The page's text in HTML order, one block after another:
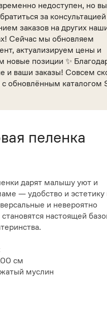
недоступен, но вы
за
заказов на других
Сейчас мы обновляем
актуализируем цены и
новые позиции ✨
и ваши заказы! Совсем
с обновлённым каталогом
пеленка
дарят малышу уют и
— удобство и
и невероятно
настоящей
см
муслин